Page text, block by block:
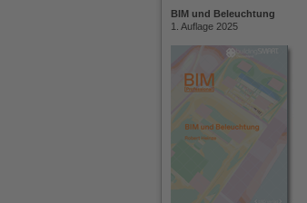
BIM und Beleuchtung
1. Auflage 2025